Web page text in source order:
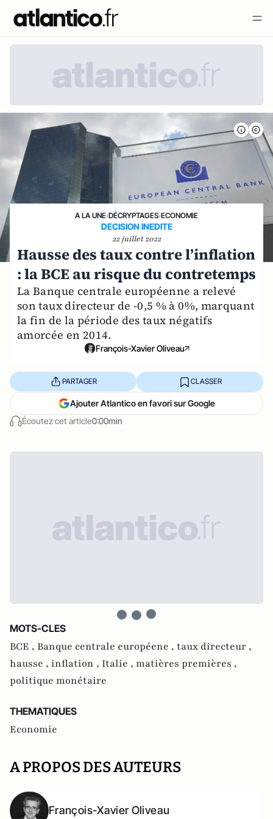
A LA UNE›DÉCRYPTAGES›ECONOMIE
DECISION INEDITE
22 juillet 2022
Hausse des taux contre l’inflation
: la BCE au risque du contretemps
La Banque centrale européenne a relevé
son taux directeur de -0,5 % à 0%, marquant
la fin de la période des taux négatifs
amorcée en 2014.
François-Xavier Oliveau
Écoutez cet article0:00min
PARTAGER CLASSER
Ajouter Atlantico en favori sur Google
MOTS-CLES
BCE , Banque centrale européene , taux directeur ,
hausse , inflation , Italie , matières premières ,
politique monétaire
THEMATIQUES
Economie
A PROPOS DES AUTEURS
François-Xavier Oliveau